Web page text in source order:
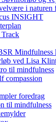
i naturen
INSIGHT
Track
Mindfulness
ved Lisa
til mindfulness
compassion
foredrag
til mindfulness